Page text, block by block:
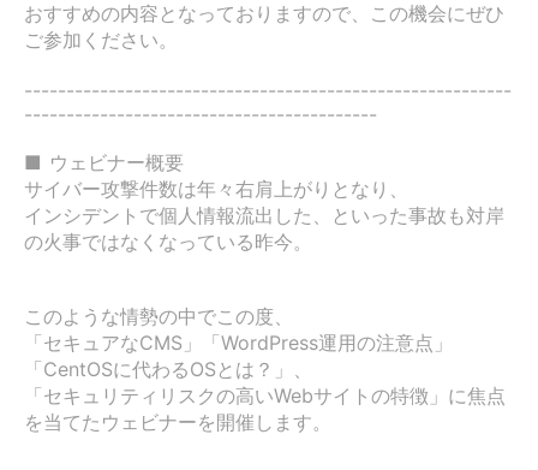
おすすめの内容となっておりますので、この機会にぜひ
ご参加ください。
----------------------------------------------------------
------------------------------------------
■ ウェビナー概要
サイバー攻撃件数は年々右肩上がりとなり、
インシデントで個人情報流出した、といった事故も対岸
の火事ではなくなっている昨今。
このような情勢の中でこの度、
「セキュアなCMS」「WordPress運用の注意点」
「CentOSに代わるOSとは？」、
「セキュリティリスクの高いWebサイトの特徴」に焦点
を当てたウェビナーを開催します。